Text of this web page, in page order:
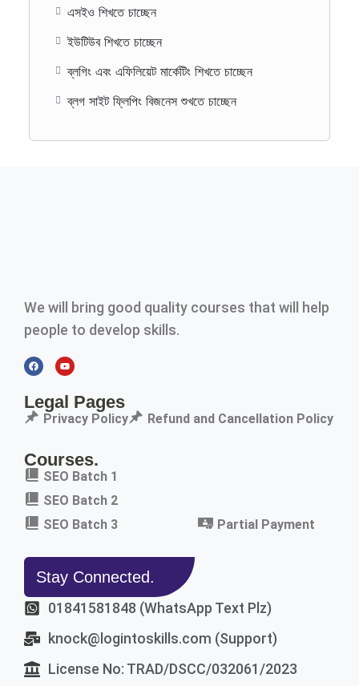
এসইও শিখতে চাচ্ছেন
ইউটিউব শিখতে চাচ্ছেন
ব্লগিং এবং এফিলিয়েট মার্কেটিং শিখতে চাচ্ছেন
ব্লগ সাইট ফ্লিপিং বিজনেস শুখতে চাচ্ছেন
We will bring good quality courses that will help
people to develop skills.
Legal Pages
Privacy Policy Refund and Cancellation Policy
Courses.
SEO Batch 1
SEO Batch 2
SEO Batch 3
Partial Payment
Stay Connected.
01841581848 (WhatsApp Text Plz)
knock@logintoskills.com (Support)
License No: TRAD/DSCC/032061/2023